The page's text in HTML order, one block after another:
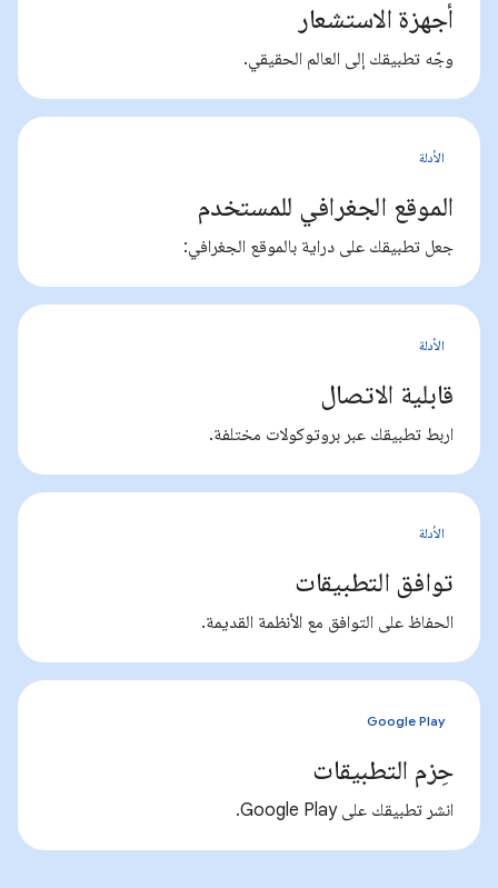
أجهزة الاستشعار
وجّه تطبيقك إلى العالم الحقيقي.
الأدلة
الموقع الجغرافي للمستخدم
جعل تطبيقك على دراية بالموقع الجغرافي:
الأدلة
قابلية الاتصال
اربط تطبيقك عبر بروتوكولات مختلفة.
الأدلة
توافق التطبيقات
الحفاظ على التوافق مع الأنظمة القديمة.
Google Play
حِزم التطبيقات
انشر تطبيقك على Google Play.